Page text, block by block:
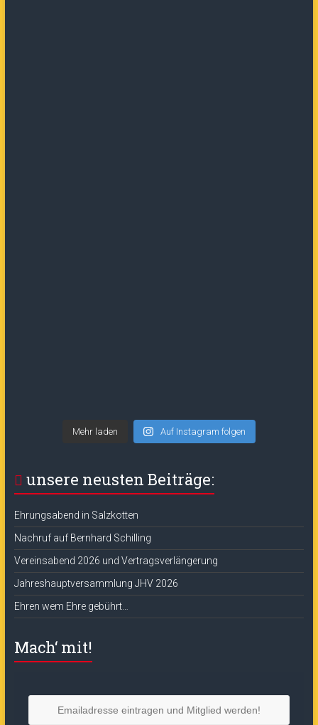
Mehr laden Auf Instagram folgen
unsere neusten Beiträge:
Ehrungsabend in Salzkotten
Nachruf auf Bernhard Schilling
Vereinsabend 2026 und Vertragsverlängerung
Jahreshauptversammlung JHV 2026
Ehren wem Ehre gebührt…
Mach‘ mit!